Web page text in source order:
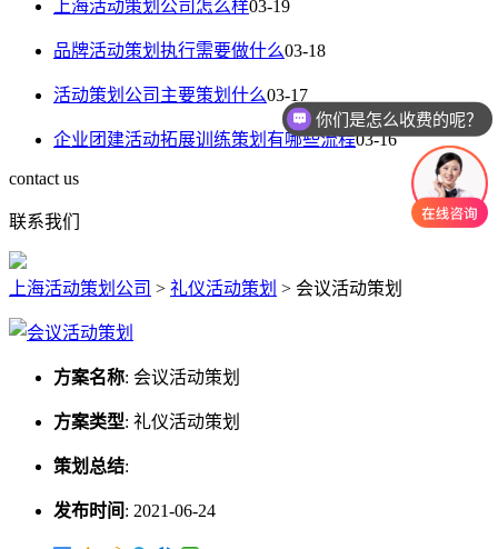
上海活动策划公司怎么样03-19
品牌活动策划执行需要做什么03-18
活动策划公司主要策划什么03-17
企业团建活动拓展训练策划有哪些流程03-16
contact us
联系我们
上海活动策划公司 > 礼仪活动策划 > 会议活动策划
方案名称: 会议活动策划
方案类型: 礼仪活动策划
策划总结:
发布时间 : 2021-06-24
你们是怎么收费的呢？